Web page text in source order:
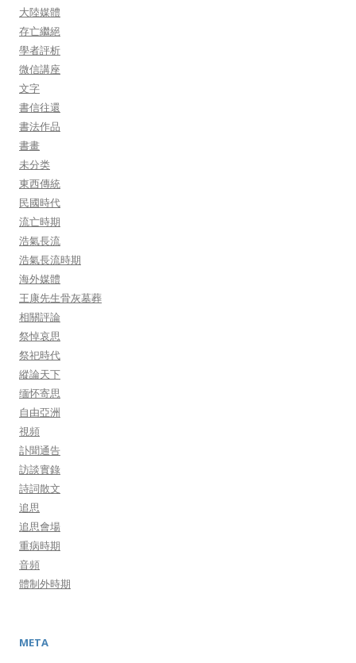
大陸媒體
存亡繼絕
學者評析
微信講座
文字
書信往還
書法作品
書畫
未分类
東西傳統
民國時代
流亡時期
浩氣長流
浩氣長流時期
海外媒體
王康先生骨灰墓葬
相關評論
祭悼哀思
祭祀時代
縱論天下
缅怀寄思
自由亞洲
視頻
訃聞通告
訪談實錄
詩詞散文
追思
追思會場
重病時期
音頻
體制外時期
META